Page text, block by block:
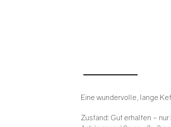
Eine wundervolle, lange
Zustand: Gut erhalten –